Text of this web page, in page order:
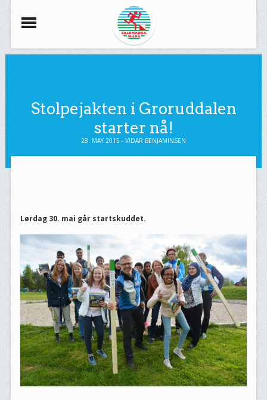
Stolpejakten i Groruddalen
starter nå!
28. MAY 2015 - VIDAR BENJAMINSEN
Lørdag 30. mai går startskuddet.